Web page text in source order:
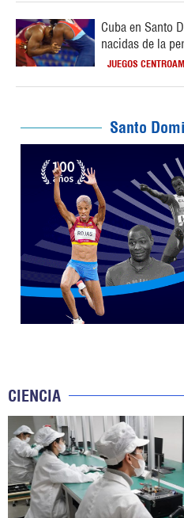
Cuba en Santo
nacidas de la
JUEGOS
Santo
CIENCIA